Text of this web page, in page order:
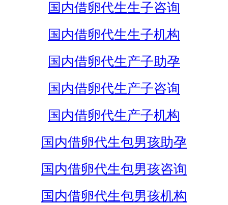
国内借卵代生生子咨询
国内借卵代生生子机构
国内借卵代生产子助孕
国内借卵代生产子咨询
国内借卵代生产子机构
国内借卵代生包男孩助孕
国内借卵代生包男孩咨询
国内借卵代生包男孩机构